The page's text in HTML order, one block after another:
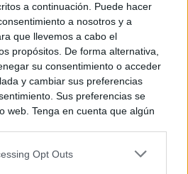
a continuación. Puede hacer
a nosotros y a
que llevemos a cabo el
propósitos. De forma alternativa,
su consentimiento o acceder
y cambiar sus preferencias
Sus preferencias se
web. Tenga en cuenta que algún
Puede cambiar sus preferencias
Opt Outs
primera valoración de
CLM alerta de daños
en el campo por
tormentas de granizo
2025
celebra dos importantes
legislativos como son
agrícolas y la doble